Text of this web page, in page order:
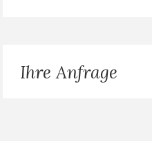
Ihre Anfrage